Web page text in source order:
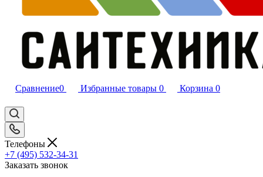
Сравнение0 Избранные товары 0 Корзина 0
Телефоны
+7 (495) 532‑34‑31
Заказать звонок